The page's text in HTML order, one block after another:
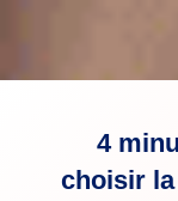
4
choisir